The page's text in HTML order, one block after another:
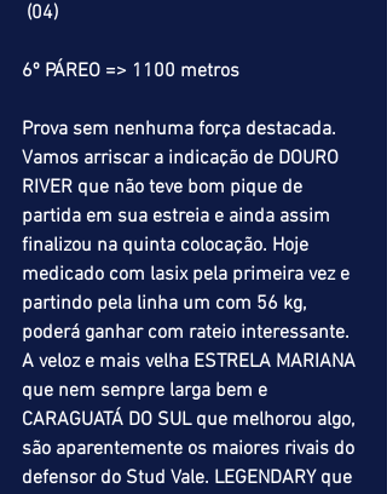
(04)
6º PÁREO => 1100 metros
Prova sem nenhuma força destacada.
Vamos arriscar a indicação de DOURO
RIVER que não teve bom pique de
partida em sua estreia e ainda assim
finalizou na quinta colocação. Hoje
medicado com lasix pela primeira vez e
partindo pela linha um com 56 kg,
poderá ganhar com rateio interessante.
A veloz e mais velha ESTRELA MARIANA
que nem sempre larga bem e
CARAGUATÁ DO SUL que melhorou algo,
são aparentemente os maiores rivais do
defensor do Stud Vale. LEGENDARY que